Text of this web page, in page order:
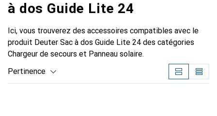
à dos Guide Lite 24
Ici, vous trouverez des accessoires compatibles avec le
produit Deuter Sac à dos Guide Lite 24 des catégories
Chargeur de secours et Panneau solaire.
Pertinence